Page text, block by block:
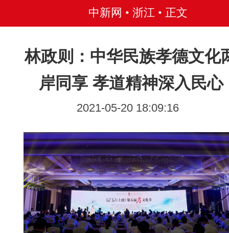
中新网 • 浙江 • 正文
林政则：中华民族孝德文化
岸同享 孝道精神深入民心
2021-05-20 18:09:16